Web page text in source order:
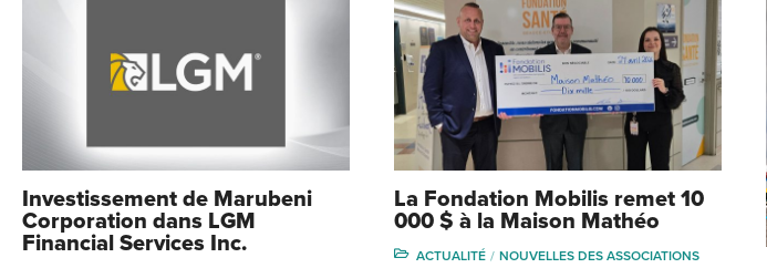
Investissement de Marubeni
Corporation dans LGM
Financial Services Inc.
La Fondation Mobilis remet 10
000 $ à la Maison Mathéo
ACTUALITÉ NOUVELLES DES ASSOCIATIONS